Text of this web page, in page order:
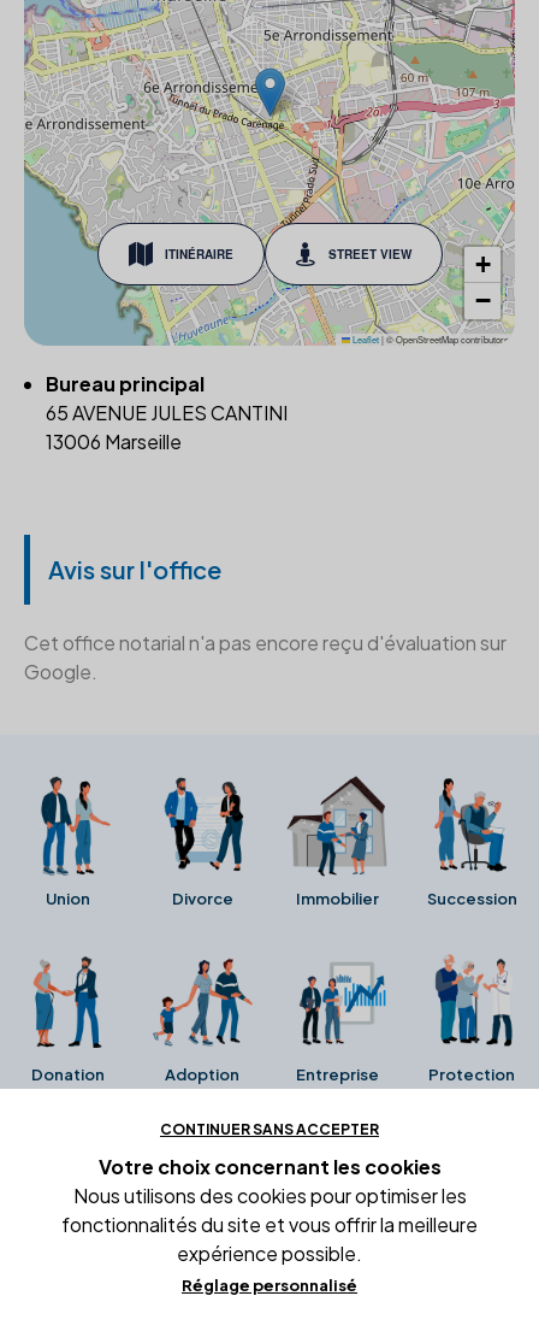
ITINÉRAIRE STREET VIEW
+
−
Leaflet|© OpenStreetMap contributors
Bureau principal
65 AVENUE JULES CANTINI
13006 Marseille
Avis sur l'office
Cet office notarial n'a pas encore reçu d'évaluation sur
Google.
Union Divorce Immobilier Succession
Donation Adoption Entreprise Protection
Ces avis proviennent directement de la fiche Google
Business de l'office notarial. Ils n'ont ni été collectés ni
été vérifiés par Alexia.fr.
Conditions générales d'utilisation
CONTINUER SANS ACCEPTER
Votre choix concernant les cookies
Nous utilisons des cookies pour optimiser les
fonctionnalités du site et vous offrir la meilleure
expérience possible.
Réglage personnalisé